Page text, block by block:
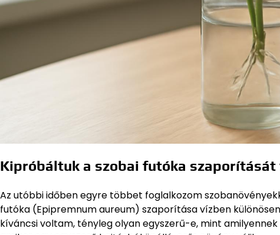
Kipróbáltuk a szobai futóka szaporítását
Az utóbbi időben egyre többet foglalkozom
futóka (Epipremnum aureum) szaporítása vízben
kíváncsi voltam, tényleg olyan egyszerű-e, mint